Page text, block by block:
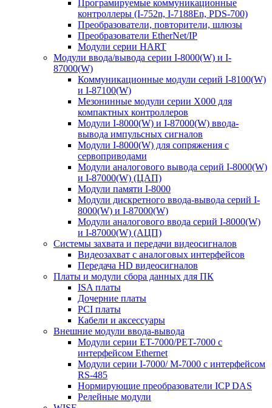
Програмируемые коммуникационные
контроллеры (I-752n, I-7188En, PDS-700)
Преобразователи, повторители, шлюзы
Преобразователи EtherNet/IP
Модули серии HART
Модули ввода/вывода серии I-8000(W) и I-
87000(W)
Коммуникационные модули серий I-8100(W)
и I-87100(W)
Мезонинные модули серии X000 для
компактных контроллеров
Модули I-8000(W) и I-87000(W) ввода-
вывода импульсных сигналов
Модули I-8000(W) для сопряжения с
сервоприводами
Модули аналогового вывода серий I-8000(W)
и I-87000(W) (ЦАП)
Модули памяти I-8000
Модули дискретного ввода-вывода серий I-
8000(W) и I-87000(W)
Модули аналогового ввода серий I-8000(W)
и I-87000(W) (АЦП)
Системы захвата и передачи видеосигналов
Видеозахват с аналоговых интерфейсов
Передача HD видеосигналов
Платы и модули сбора данных для ПК
ISA платы
Дочерние платы
PCI платы
Кабели и аксессуары
Внешние модули ввода-вывода
Модули серии ET-7000/PET-7000 с
интерфейсом Ethernet
Модули серии I-7000/ M-7000 с интерфейсом
RS-485
Нормирующие преобразователи ICP DAS
Релейные модули